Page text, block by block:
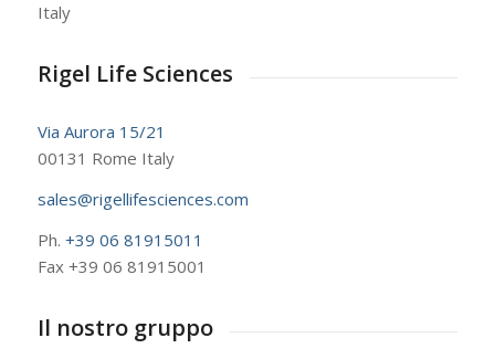
Italy
Rigel Life Sciences
Via Aurora 15/21
00131 Rome Italy
sales@rigellifesciences.com
Ph. +39 06 81915011
Fax +39 06 81915001
Il nostro gruppo